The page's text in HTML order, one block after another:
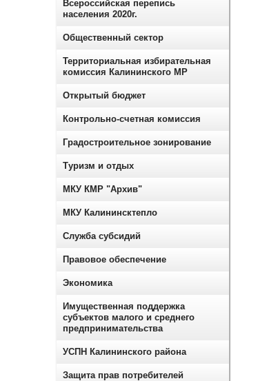
Всероссийская перепись
населения 2020г.
Общественный сектор
Территориальная избирательная
комиссия Калининского МР
Открытый бюджет
Контрольно-счетная комиссия
Градостроительное зонирование
Туризм и отдых
МКУ КМР "Архив"
МКУ Калининсктепло
Служба субсидий
Правовое обеспечение
Экономика
Имущественная поддержка
субъектов малого и среднего
предпринимательства
УСПН Калининского района
Защита прав потребителей